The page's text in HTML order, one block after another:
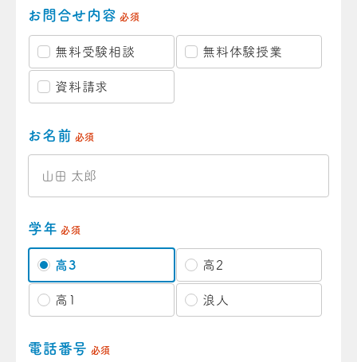
お問合せ内容 必須
無料受験相談 無料体験授業
資料請求
お名前 必須
学年 必須
高3 高2
高1 浪人
電話番号 必須